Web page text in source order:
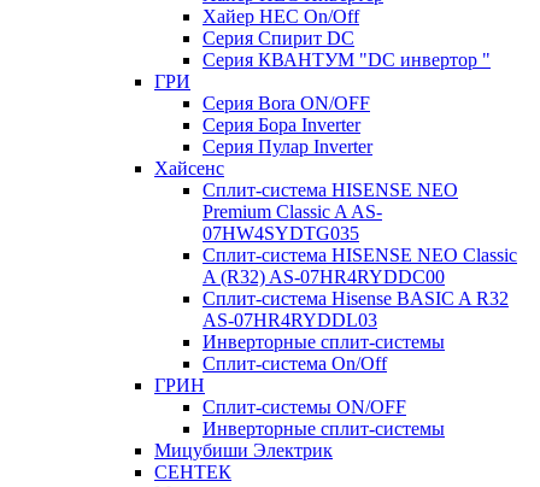
Хайер HEC On/Off
Серия Спирит DC
Серия КВАНТУМ "DC инвертор "
ГРИ
Серия Bora ON/OFF
Серия Бора Inverter
Серия Пулар Inverter
Хайсенс
Сплит-система HISENSE NEO
Premium Classic A AS-
07HW4SYDTG035
Сплит-система HISENSE NEO Classic
A (R32) AS-07HR4RYDDC00
Сплит-система Hisense BASIC A R32
AS-07HR4RYDDL03
Инверторные сплит-системы
Сплит-система On/Off
ГРИН
Сплит-системы ON/OFF
Инверторные сплит-системы
Мицубиши Электрик
СЕНТЕК